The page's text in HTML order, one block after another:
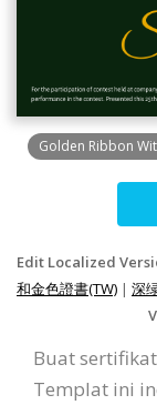
Golden Ribbon
Edit Localized
和金色證書(TW) | 深
Buat
Templat ini